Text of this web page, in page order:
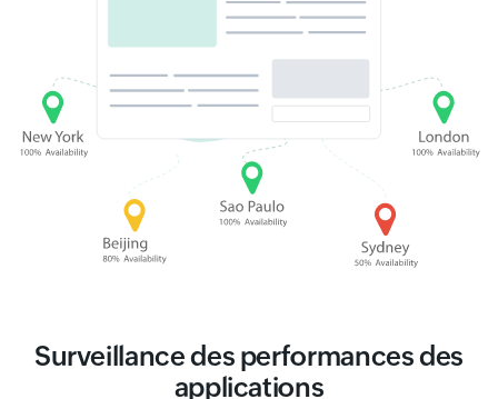
Surveillance des performances des
applications